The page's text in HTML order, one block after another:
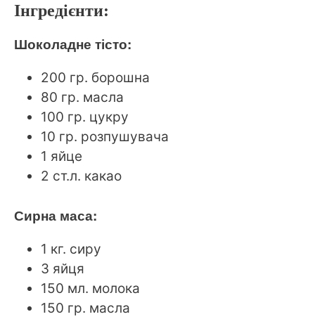
Інгредієнти:
Шоколадне тісто:
200 гр. борошна
80 гр. масла
100 гр. цукру
10 гр. розпушувача
1 яйце
2 ст.л. какао
Сирна маса:
1 кг. сиру
3 яйця
150 мл. молока
150 гр. масла